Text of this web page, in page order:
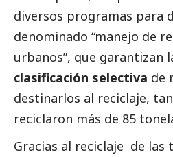
diversos programas para
denominado “manejo de
urbanos”, que garantizan
clasificación selectiva de
destinarlos al reciclaje,
reciclaron más de 85
Gracias al reciclaje de las